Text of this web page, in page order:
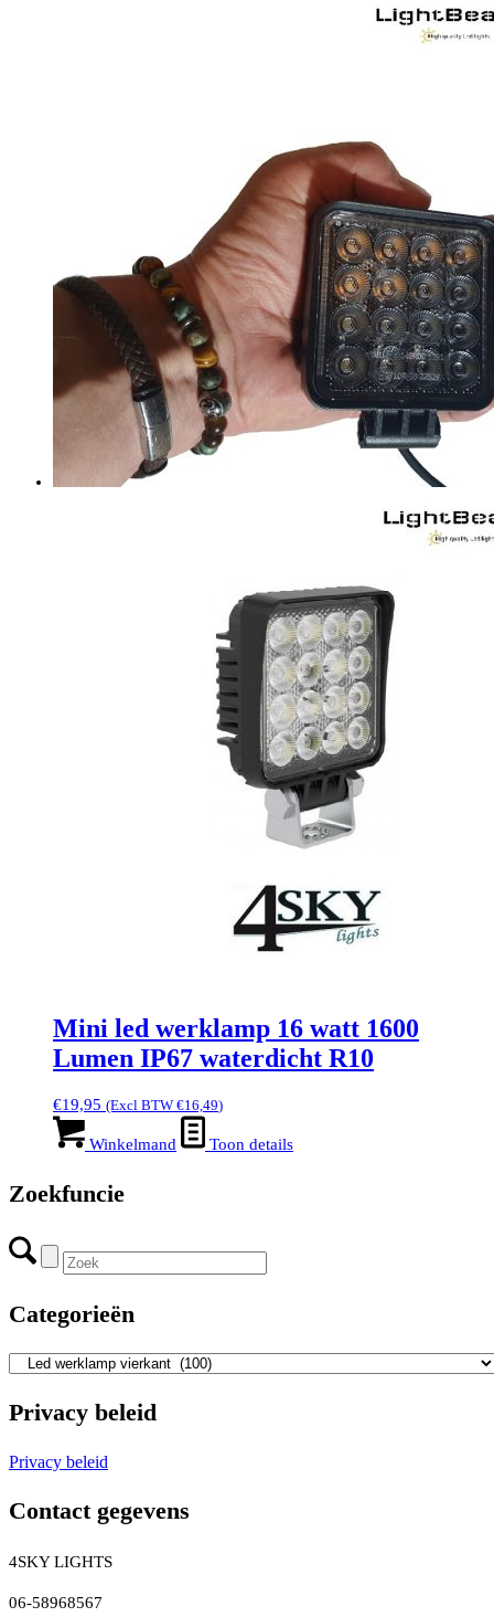
Mini led werklamp 16 watt 1600
Lumen IP67 waterdicht R10
€19,95 (Excl BTW €16,49)
Winkelmand Toon details
Zoekfuncie
Categorieën
Privacy beleid
Privacy beleid
Contact gegevens
4SKY LIGHTS
06-58968567